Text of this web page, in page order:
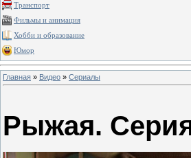
Транспорт
Фильмы и анимация
Хобби и образование
Юмор
Главная » Видео » Сериалы
Рыжая.